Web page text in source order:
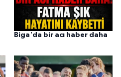
Biga'da bir acı haber daha